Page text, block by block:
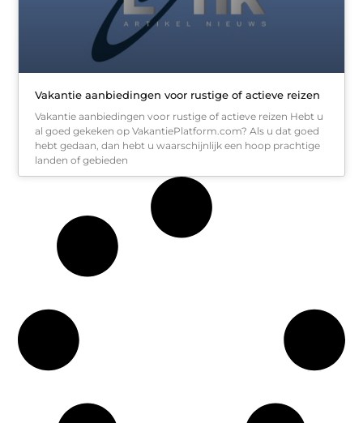
Vakantie aanbiedingen voor rustige of actieve reizen
Vakantie aanbiedingen voor rustige of actieve reizen Hebt u
al goed gekeken op VakantiePlatform.com? Als u dat goed
hebt gedaan, dan hebt u waarschijnlijk een hoop prachtige
landen of gebieden